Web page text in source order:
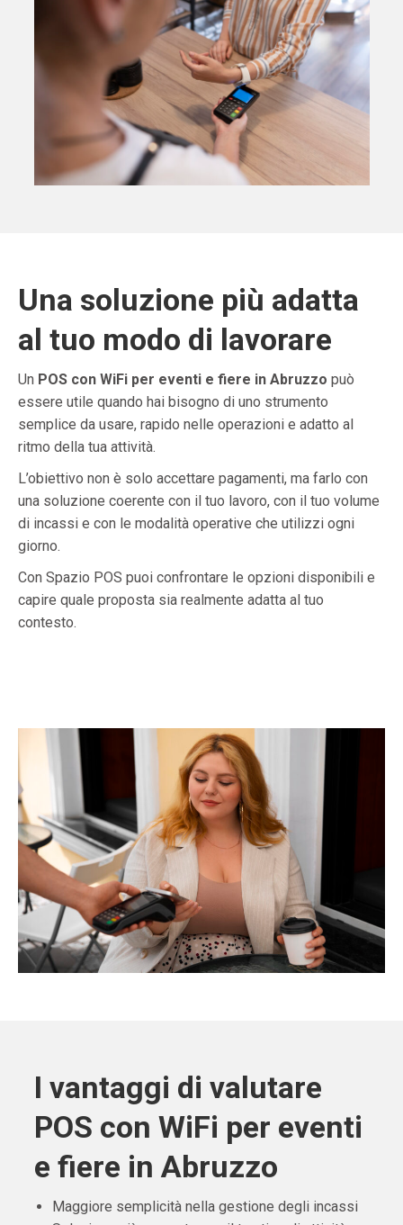
Una soluzione più adatta
al tuo modo di lavorare
Un POS con WiFi per eventi e fiere in Abruzzo può
essere utile quando hai bisogno di uno strumento
semplice da usare, rapido nelle operazioni e adatto al
ritmo della tua attività.
L’obiettivo non è solo accettare pagamenti, ma farlo con
una soluzione coerente con il tuo lavoro, con il tuo volume
di incassi e con le modalità operative che utilizzi ogni
giorno.
Con Spazio POS puoi confrontare le opzioni disponibili e
capire quale proposta sia realmente adatta al tuo
contesto.
I vantaggi di valutare
POS con WiFi per eventi
e fiere in Abruzzo
Maggiore semplicità nella gestione degli incassi